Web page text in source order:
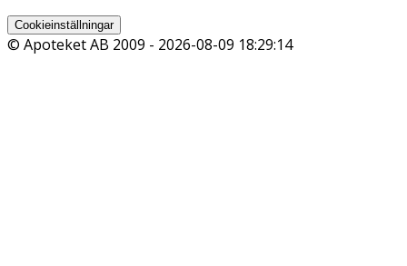
Cookieinställningar
© Apoteket AB 2009 - 2026-08-09 18:29:14